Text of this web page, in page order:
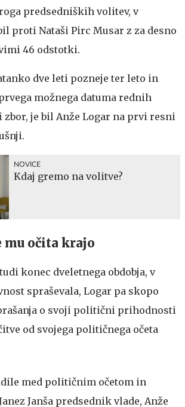
predsedniških volitev, v
proti Nataši Pirc Musar z za desno
46 odstotki.
dve leti pozneje ter leto in
možnega datuma rednih
je bil Anže Logar na prvi resni
NOVICE
Kdaj gremo na volitve?
očita krajo
konec dveletnega obdobja, v
spraševala, Logar pa skopo
o svoji politični prihodnosti
od svojega političnega očeta